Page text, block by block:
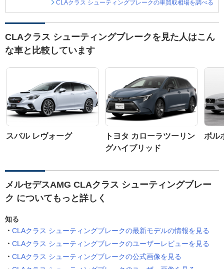
CLAクラス シューティングブレークの車買取相場を調べる
CLAクラス シューティングブレークを見た人はこん
な車と比較しています
スバル レヴォーグ
トヨタ カローラツーリン
グハイブリッド
ボル
メルセデスAMG CLAクラス シューティングブレー
ク についてもっと詳しく
知る
CLAクラス シューティングブレークの最新モデルの情報を見る
CLAクラス シューティングブレークのユーザーレビューを見る
CLAクラス シューティングブレークの公式画像を見る